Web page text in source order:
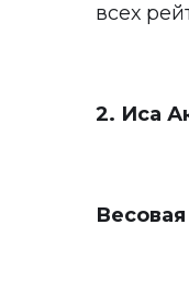
всех
2. Иса